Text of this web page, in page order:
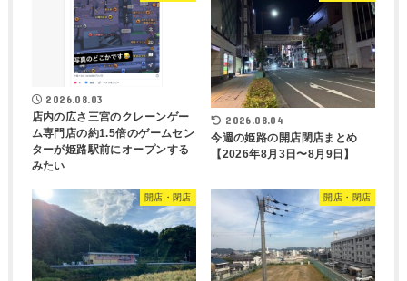
2026.08.03
店内の広さ三宮のクレーンゲー
ム専門店の約1.5倍のゲームセン
ターが姫路駅前にオープンする
みたい
2026.08.04
今週の姫路の開店閉店まとめ
【2026年8月3日〜8月9日】
開店・閉店 開店・閉店